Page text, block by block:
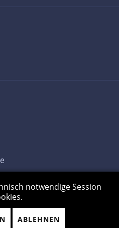
notwendige Session
ABLEHNEN